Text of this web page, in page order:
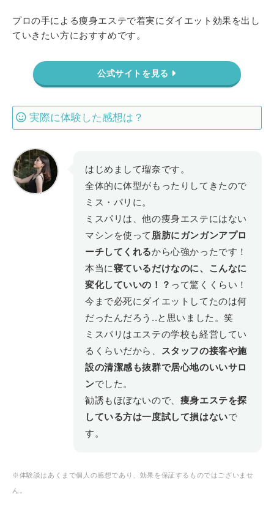
プロの手による痩身エステで着実にダイエット効果を出し
ていきたい方におすすめです。
公式サイトを見る
実際に体験した感想は？
はじめまして瑠奈です。
全体的に体型がもったりしてきたので
ミス・パリに。
ミスパリは、他の痩身エステにはない
マシンを使って 脂肪にガンガンアプロ
ーチしてくれるから心強かったです！
本当に寝ているだけなのに、こんなに
変化していいの！？ って驚くくらい！
今まで必死にダイエットしてたのは何
だったんだろう..と思いました。笑
ミスパリはエステの学校も経営してい
るくらいだから、 スタッフの接客や施
設の清潔感も抜群で居心地のいいサロ
ンでした。
勧誘もほぼないので、 痩身エステを探
している方は一度試して損はないで
す。
※体験談はあくまで個人の感想であり、効果を保証するものではございませ
ん。